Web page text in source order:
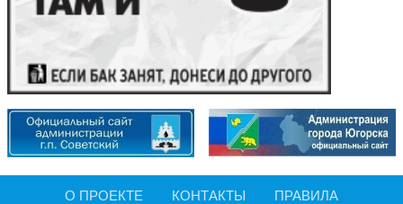
О ПРОЕКТЕ КОНТАКТЫ ПРАВИЛА